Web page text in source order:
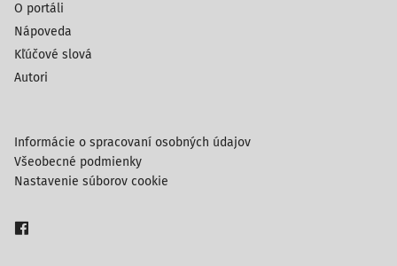
O portáli
Nápoveda
Kľúčové slová
Autori
Informácie o spracovaní osobných údajov
Všeobecné podmienky
Nastavenie súborov cookie